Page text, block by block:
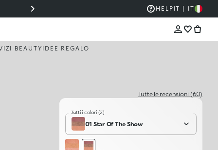
⚡ SUPER PROMO JUST CAVALLI: -30% SU TUTTA
HELP IT | IT
BEAUTY IDEE REGALO
Tutte le recensioni (60)
Tutti i colori (2)
01 Star Of The Show